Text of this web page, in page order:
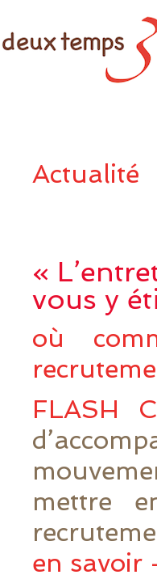
Actualité
«
vous y
où
FLASH
mettre
en savoir